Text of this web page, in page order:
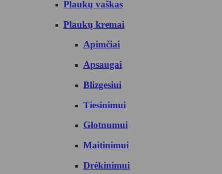
Plaukų vaškas
Plaukų kremai
Apimčiai
Apsaugai
Blizgesiui
Tiesinimui
Glotnumui
Maitinimui
Drėkinimui